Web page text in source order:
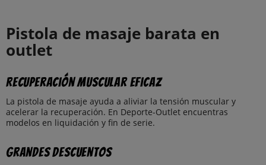
Pistola de masaje barata en
outlet
Recuperación muscular eficaz
La pistola de masaje ayuda a aliviar la tensión muscular y
acelerar la recuperación. En Deporte-Outlet encuentras
modelos en liquidación y fin de serie.
Grandes descuentos